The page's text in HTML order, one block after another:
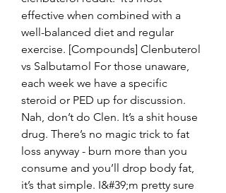
effective when combined with a
well-balanced diet and regular
exercise. [Compounds] Clenbuterol
vs Salbutamol For those unaware,
each week we have a specific
steroid or PED up for discussion.
Nah, don’t do Clen. It’s a shit house
drug. There’s no magic trick to fat
loss anyway - burn more than you
consume and you’ll drop body fat,
it’s that simple. I&#39;m pretty sure